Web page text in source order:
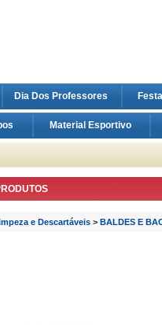
Dia Dos Professores
Material Esportivo
e Descartáveis > BALDES E